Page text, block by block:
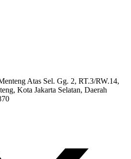
Atas Sel. Gg. 2, RT.3/RW.14,
Kota Jakarta Selatan, Daerah